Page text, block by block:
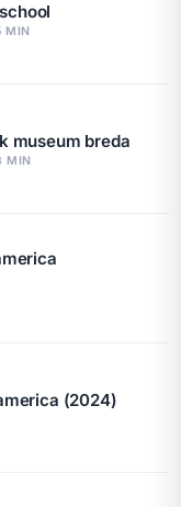
MIN
museum breda
MIN
(2024)